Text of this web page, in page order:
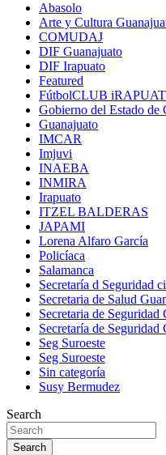
Abasolo
Arte y Cultura
COMUDAJ
DIF Guanajuato
DIF Irapuato
Featured
FútbolCLUB
Gobierno del Estado de
Guanajuato
IMCAR
Imjuvi
INAEBA
INMIRA
Irapuato
ITZEL BALDERAS
JAPAMI
Lorena Alfaro García
Policíaca
Salamanca
Secretaría d Seguridad
Secretaria de Salud
Secretaria de Seguridad
Secretaría de Seguridad
Seg Suroeste
Seg Suroeste
Sin categoría
Susy Bermudez
Search
Search